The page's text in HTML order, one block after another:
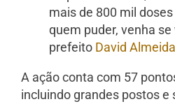
mais de 800 mil
quem puder, venha se
prefeito David Almeida
A ação conta com 57
incluindo grandes postos e